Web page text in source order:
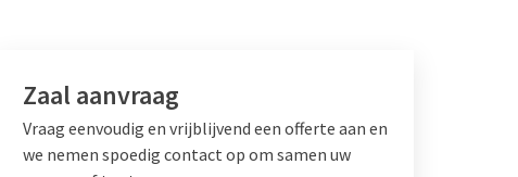
Zaal aanvraag
Vraag eenvoudig en vrijblijvend een offerte aan en
we nemen spoedig contact op om samen uw